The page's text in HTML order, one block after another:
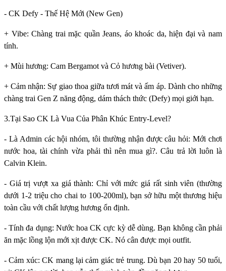
- CK Defy - Thế Hệ Mới (New Gen)
+ Vibe: Chàng trai mặc quần Jeans, áo khoác da, hiện đại và nam
tính.
+ Mùi hương: Cam Bergamot và Cỏ hương bài (Vetiver).
+ Cảm nhận: Sự giao thoa giữa tươi mát và ấm áp. Dành cho những
chàng trai Gen Z năng động, dám thách thức (Defy) mọi giới hạn.
3.Tại Sao CK Là Vua Của Phân Khúc Entry-Level?
- Là Admin các hội nhóm, tôi thường nhận được câu hỏi: Mới chơi
nước hoa, tài chính vừa phải thì nên mua gì?. Câu trả lời luôn là
Calvin Klein.
- Giá trị vượt xa giá thành: Chỉ với mức giá rất sinh viên (thường
dưới 1-2 triệu cho chai to 100-200ml), bạn sở hữu một thương hiệu
toàn cầu với chất lượng hương ổn định.
- Tính đa dụng: Nước hoa CK cực kỳ dễ dùng. Bạn không cần phải
ăn mặc lồng lộn mới xịt được CK. Nó cân được mọi outfit.
- Cảm xúc: CK mang lại cảm giác trẻ trung. Dù bạn 20 hay 50 tuổi,